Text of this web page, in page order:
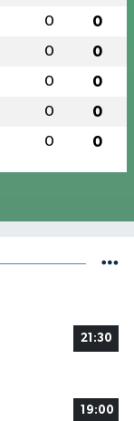
0 0
0 0
0 0
0 0
0 0
21:30
19:00